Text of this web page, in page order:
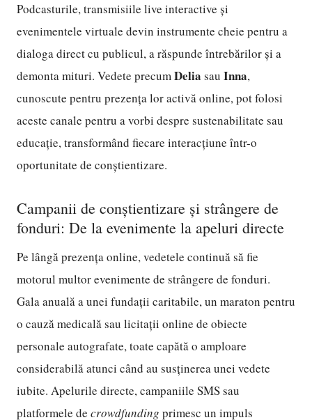
Podcasturile, transmisiile live interactive și
evenimentele virtuale devin instrumente cheie pentru a
dialoga direct cu publicul, a răspunde întrebărilor și a
demonta mituri. Vedete precumDelia sau Inna,
cunoscute pentru prezența lor activă online, pot folosi
aceste canale pentru a vorbi despre sustenabilitate sau
educație, transformând fiecare interacțiune într-o
oportunitate de conștientizare.
Campanii de conștientizare și strângere de
fonduri: De la evenimente la apeluri directe
Pe lângă prezența online, vedetele continuă să fie
motorul multor evenimente de strângere de fonduri.
Gala anuală a unei fundații caritabile, un maraton pentru
o cauză medicală sau licitații online de obiecte
personale autografate, toate capătă o amploare
considerabilă atunci când au susținerea unei vedete
iubite. Apelurile directe, campaniile SMS sau
platformele de crowdfunding primesc un impuls